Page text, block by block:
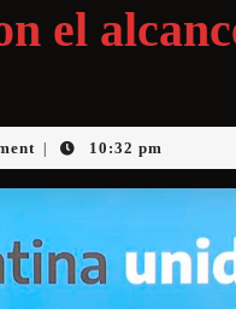
el
10:32 pm